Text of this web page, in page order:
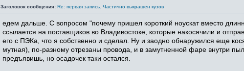
Заголовок сообщения: Re: первая запись. Частично выкрашен кузов
едем дальше. С вопросом "почему пришел короткий ноускат вместо
ссылается на поставщиков во Владивостоке, которые накосячили и
его с ПЭКа, что я собственно и сделал. Ну и заодно обнаружился еще
мутная), по-разному отрезаны провода, и в замутненной фаре внутри
предъявишь, но осадочек таки остался.